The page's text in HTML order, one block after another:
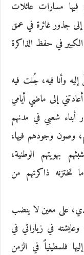
فيها مسارات عائلات
إلى جذور غائرة في عمق
في حفظ الذاكرة
وأنا فيه، جُلت فيه
إلى ماضي أيامي
أبناء شعبي في مدنهم
وصون وجودهم فيها،
بهويتهم الوطنية،
تختزنه ذاكرتهم من
على معين لا ينضب
في زياراتي في
فلسطينياً في الزمن